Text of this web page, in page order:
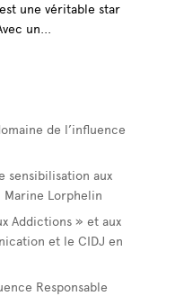
une véritable star
un...
de l’influence
sensibilisation aux
Marine Lorphelin
Addictions » et aux
et le CIDJ en
Responsable